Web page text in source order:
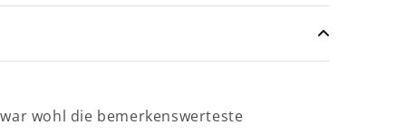
wohl die bemerkenswerteste